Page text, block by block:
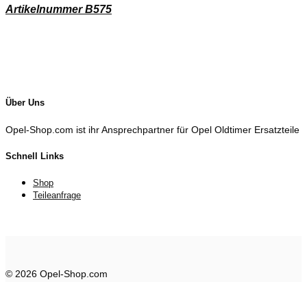
Artikelnummer B575
Über Uns
Opel-Shop.com ist ihr Ansprechpartner für Opel Oldtimer Ersatzteile
Schnell Links
Shop
Teileanfrage
© 2026 Opel-Shop.com